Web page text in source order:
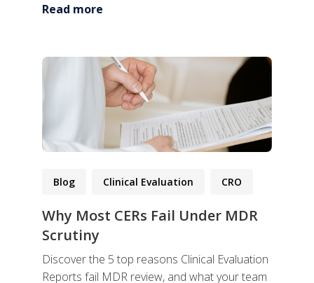
Read more
Blog Clinical Evaluation CRO
Why Most CERs Fail Under MDR
Scrutiny
Discover the 5 top reasons Clinical Evaluation
Reports fail MDR review, and what your team